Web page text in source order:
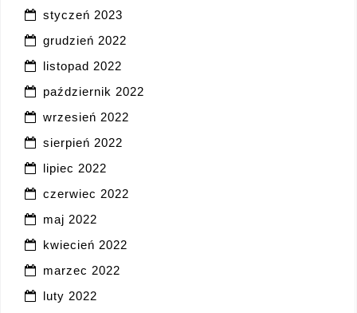
styczeń 2023
grudzień 2022
listopad 2022
październik 2022
wrzesień 2022
sierpień 2022
lipiec 2022
czerwiec 2022
maj 2022
kwiecień 2022
marzec 2022
luty 2022